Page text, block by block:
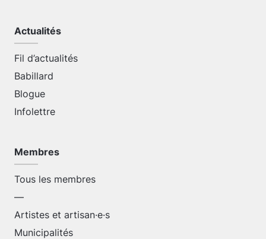
Actualités
Fil d’actualités
Babillard
Blogue
Infolettre
Membres
Tous les membres
—
Artistes et artisan·e·s
Municipalités